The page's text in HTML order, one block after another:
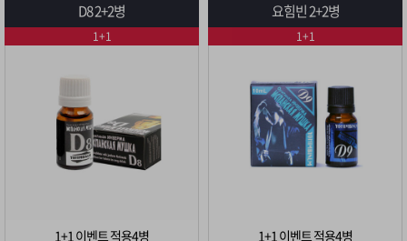
D8 2+2병
1+1 이벤트 적용4병
1+1
요힘빈 2+2병
1+1 이벤트 적용4병
1+1